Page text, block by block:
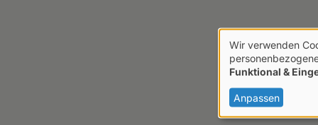
von
Daten
Wir verwenden
Funktional &
Anpassen